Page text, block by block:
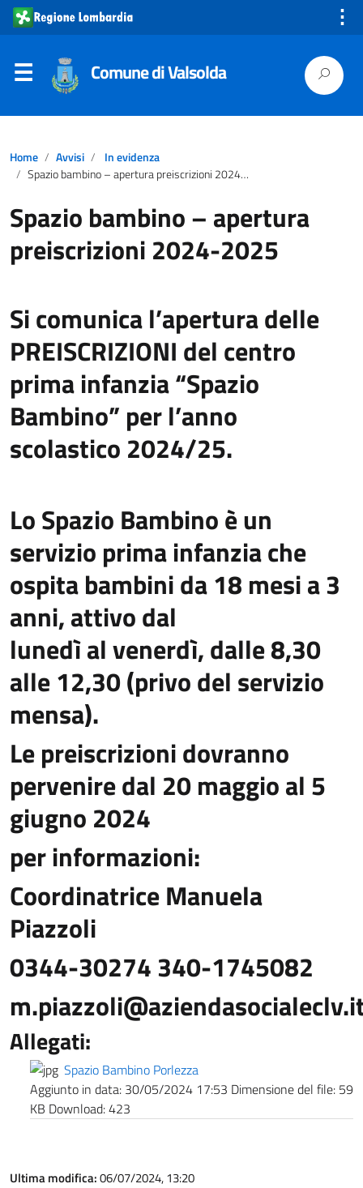
⋮
Comune di Valsolda
Home Avvisi
In evidenza
Spazio bambino – apertura preiscrizioni 2024-2025
Spazio bambino – apertura
preiscrizioni 2024-2025
Si comunica l’apertura delle
PREISCRIZIONI del centro
prima infanzia “Spazio
Bambino” per l’anno
scolastico 2024/25.
Lo Spazio Bambino è un
servizio prima infanzia che
ospita bambini da 18 mesi a 3
anni, attivo dal
lunedì al venerdì, dalle 8,30
alle 12,30 (privo del servizio
mensa).
Le preiscrizioni dovranno
pervenire dal 20 maggio al 5
giugno 2024
per informazioni:
Coordinatrice Manuela
Piazzoli
0344-30274 340-1745082
Allegati:
Spazio Bambino Porlezza
Aggiunto in data: 30/05/2024 17:53 Dimensione del file: 59
KB Download:423
Ultima modifica:06/07/2024, 13:20